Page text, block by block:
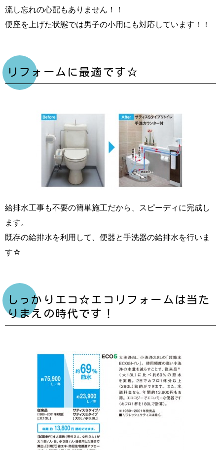
流し忘れの心配もありません！！
便座を上げた状態では男子の小用にも対応しています！！
リフォームに最適です☆
給排水工事も不要の簡単施工だから、スピーディに完成し
ます。
既存の給排水を利用して、便器と手洗器の給排水を行いま
す☆
しっかりエコ☆エコリフォームは当た
りまえの時代です！